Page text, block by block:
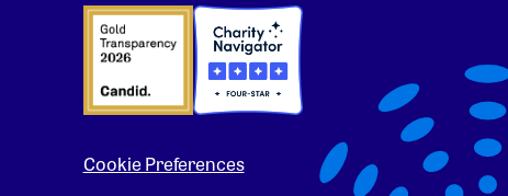
Cookie Preferences